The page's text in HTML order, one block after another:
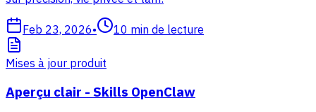
Feb 23, 2026• 10 min de lecture
Mises à jour produit
Aperçu clair - Skills OpenClaw